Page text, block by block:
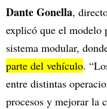
Dante Gonella,
explicó que el modelo
sistema modular,
parte del vehículo.
entre distintas
procesos y mejorar la